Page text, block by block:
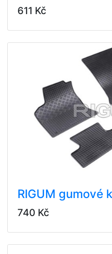
611 Kč
RIGUM gumové
740 Kč